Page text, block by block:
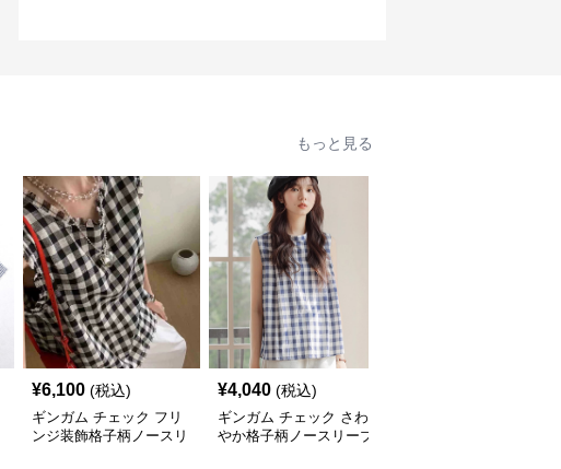
もっと見る
¥6,100 (税込)
ギンガム チェック フリ
ンジ装飾格子柄ノースリ
¥4,040 (税込)
ギンガム チェック さわ
やか格子柄ノースリーブ